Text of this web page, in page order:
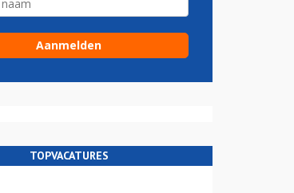
TOPVACATURES